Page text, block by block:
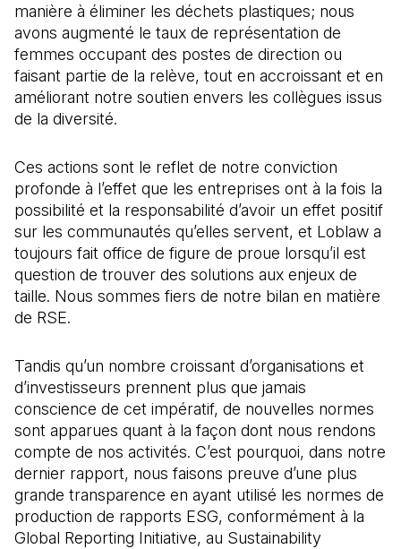
manière à éliminer les déchets plastiques; nous
avons augmenté le taux de représentation de
femmes occupant des postes de direction ou
faisant partie de la relève, tout en accroissant et en
améliorant notre soutien envers les collègues issus
de la diversité.
Ces actions sont le reflet de notre conviction
profonde à l’effet que les entreprises ont à la fois la
possibilité et la responsabilité d’avoir un effet positif
sur les communautés qu’elles servent, et Loblaw a
toujours fait office de figure de proue lorsqu’il est
question de trouver des solutions aux enjeux de
taille. Nous sommes fiers de notre bilan en matière
de RSE.
Tandis qu’un nombre croissant d’organisations et
d’investisseurs prennent plus que jamais
conscience de cet impératif, de nouvelles normes
sont apparues quant à la façon dont nous rendons
compte de nos activités. C’est pourquoi, dans notre
dernier rapport, nous faisons preuve d’une plus
grande transparence en ayant utilisé les normes de
production de rapports ESG, conformément à la
Global Reporting Initiative, au Sustainability